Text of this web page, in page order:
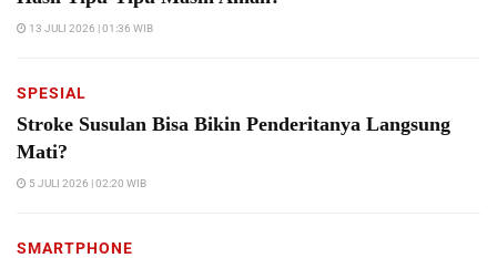
13 JULI 2026 | 01:36 WIB
SPESIAL
Stroke Susulan Bisa Bikin Penderitanya Langsung
Mati?
5 JULI 2026 | 02:20 WIB
SMARTPHONE